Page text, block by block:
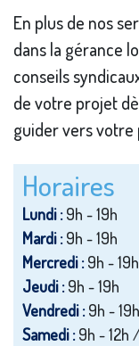
En plus de nos
dans la gérance
conseils
de votre projet
guider vers votre
Horaires
Lundi :9h - 19h
Mardi :9h - 19h
Mercredi :9h - 19h
Jeudi :9h - 19h
Vendredi :9h - 19h
Samedi :9h - 12h